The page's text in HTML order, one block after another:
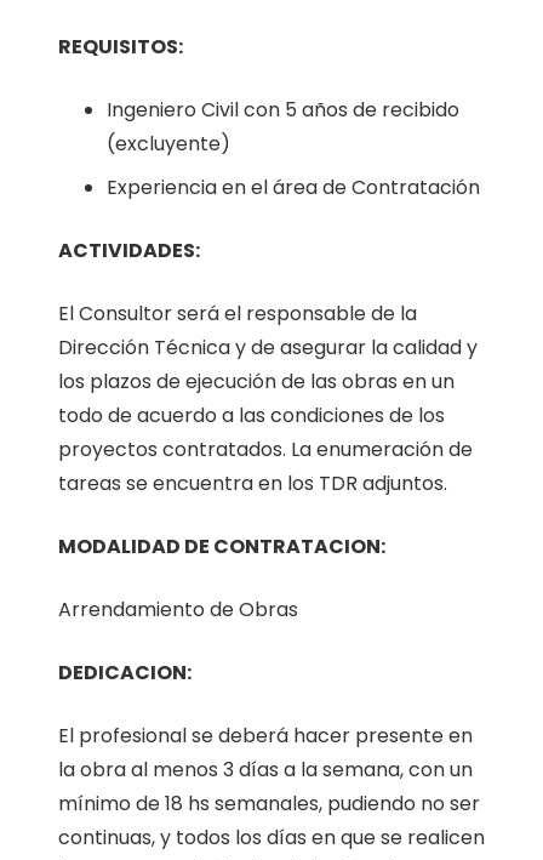
REQUISITOS:
Ingeniero Civil con 5 años de recibido
(excluyente)
Experiencia en el área de Contratación
ACTIVIDADES:
El Consultor será el responsable de la
Dirección Técnica y de asegurar la calidad y
los plazos de ejecución de las obras en un
todo de acuerdo a las condiciones de los
proyectos contratados. La enumeración de
tareas se encuentra en los TDR adjuntos.
MODALIDAD DE CONTRATACION:
Arrendamiento de Obras
DEDICACION:
El profesional se deberá hacer presente en
la obra al menos 3 días a la semana, con un
mínimo de 18 hs semanales, pudiendo no ser
continuas, y todos los días en que se realicen